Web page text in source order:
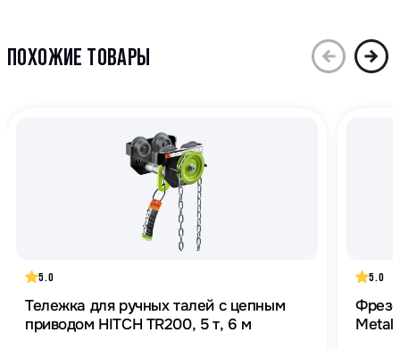
ПОХОЖИЕ ТОВАРЫ
5.0
Тележка для ручных талей с цепным
приводом HITCH TR200, 5 т, 6 м
5.0
Metal